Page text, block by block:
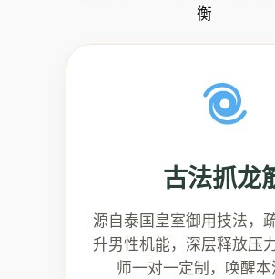
衡
古法抓龙
源自泰国皇室御用技法，
升男性机能，深层释放压
师一对一定制，唤醒本